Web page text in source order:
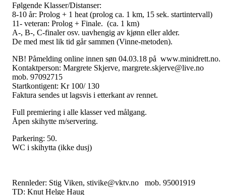
Følgende Klasser/Distanser:
8-10 år: Prolog + 1 heat (prolog ca. 1 km, 15 sek. startintervall)
11- veteran: Prolog + Finale. (ca. 1 km)
A-, B-, C-finaler osv. uavhengig av kjønn eller alder.
De med mest lik tid går sammen (Vinne-metoden).
NB! Påmelding online innen søn 04.03.18 på www.minidrett.no.
Kontaktperson: Margrete Skjerve, margrete.skjerve@live.no
mob. 97092715
Startkontigent: Kr 100/ 130
Faktura sendes ut lagsvis i etterkant av rennet.
Full premiering i alle klasser ved målgang.
Åpen skihytte m/servering.
Parkering: 50.
WC i skihytta (ikke dusj)
Rennleder: Stig Viken, stivike@vktv.no mob. 95001919
TD: Knut Helge Haug